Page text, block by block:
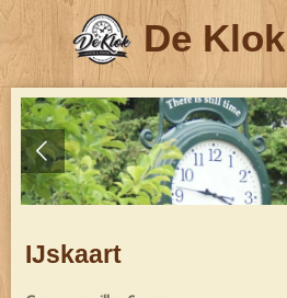
direct
naar
de
hoofdinhoud
De
IJskaart